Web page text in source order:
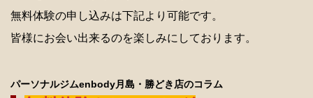
無料体験の申し込みは下記より可能です。
皆様にお会い出来るのを楽しみにしております。
パーソナルジムenbody月島・勝どき店のコラム